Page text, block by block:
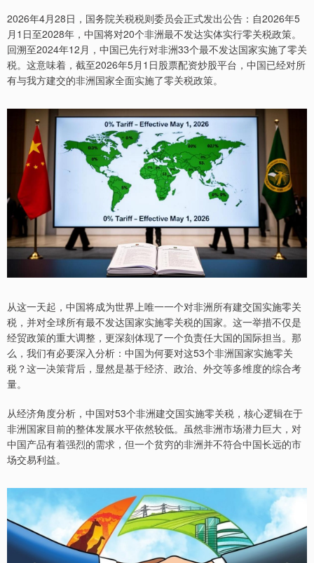
2026年4月28日，国务院关税税则委员会正式发出公告：自2026年5
月1日至2028年，中国将对20个非洲最不发达实体实行零关税政策。
回溯至2024年12月，中国已先行对非洲33个最不发达国家实施了零关
税。这意味着，截至2026年5月1日股票配资炒股平台，中国已经对所
有与我方建交的非洲国家全面实施了零关税政策。
从这一天起，中国将成为世界上唯一一个对非洲所有建交国实施零关
税，并对全球所有最不发达国家实施零关税的国家。这一举措不仅是
经贸政策的重大调整，更深刻体现了一个负责任大国的国际担当。那
么，我们有必要深入分析：中国为何要对这53个非洲国家实施零关
税？这一决策背后，显然是基于经济、政治、外交等多维度的综合考
量。
从经济角度分析，中国对53个非洲建交国实施零关税，核心逻辑在于
非洲国家目前的整体发展水平依然较低。虽然非洲市场潜力巨大，对
中国产品有着强烈的需求，但一个贫穷的非洲并不符合中国长远的市
场交易利益。